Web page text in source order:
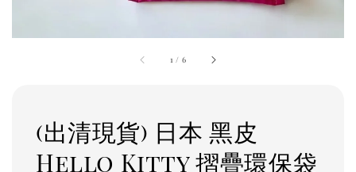
1 / 6
(出清現貨) 日本 黑皮
Hello Kitty 摺疊環保袋